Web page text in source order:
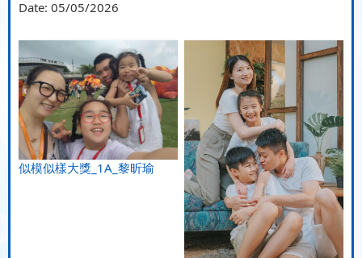
Date: 05/05/2026
似模似樣大獎_1A_黎昕瑜